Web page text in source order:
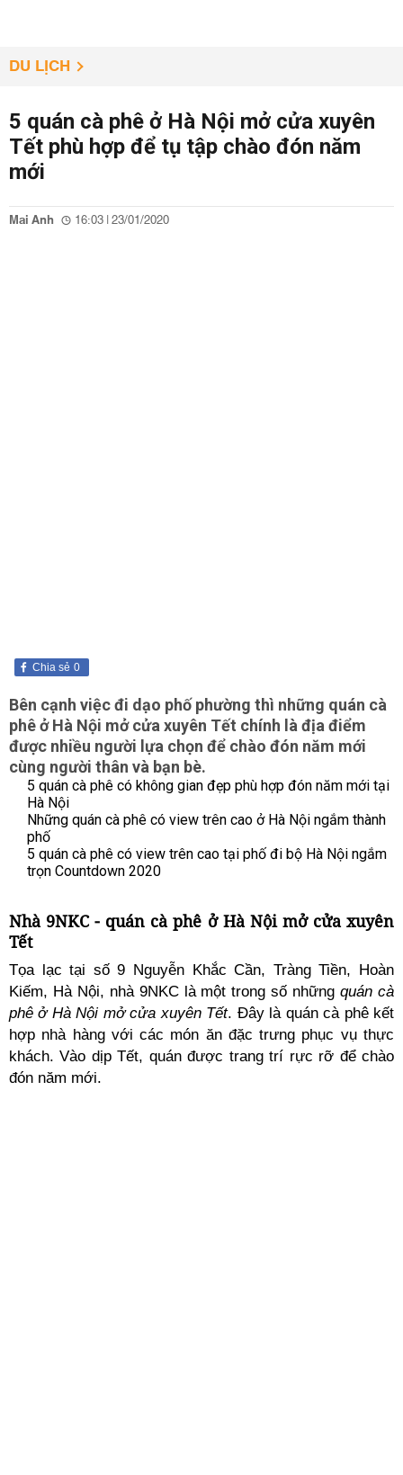
DU LỊCH
5 quán cà phê ở Hà Nội mở cửa xuyên
Tết phù hợp để tụ tập chào đón năm
mới
Mai Anh 16:03 | 23/01/2020
0
Chia sẻ
Bên cạnh việc đi dạo phố phường thì những quán cà
phê ở Hà Nội mở cửa xuyên Tết chính là địa điểm
được nhiều người lựa chọn để chào đón năm mới
cùng người thân và bạn bè.
5 quán cà phê có không gian đẹp phù hợp đón năm mới tại
Hà Nội
Những quán cà phê có view trên cao ở Hà Nội ngắm thành
phố
5 quán cà phê có view trên cao tại phố đi bộ Hà Nội ngắm
trọn Countdown 2020
Nhà 9NKC - quán cà phê ở Hà Nội mở cửa xuyên
Tết
Tọa lạc tại số 9 Nguyễn Khắc Cần, Tràng Tiền, Hoàn
Kiếm, Hà Nội, nhà 9NKC là một trong số nhữngquán cà
phê ở Hà Nội mở cửa xuyên Tết. Đây là quán cà phê kết
hợp nhà hàng với các món ăn đặc trưng phục vụ thực
khách. Vào dịp Tết, quán được trang trí rực rỡ để chào
đón năm mới.